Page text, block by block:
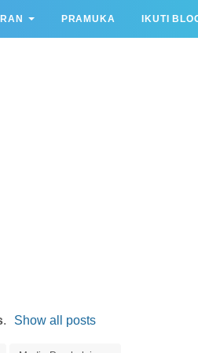
PRAMUKA IKUTI
. Show all posts